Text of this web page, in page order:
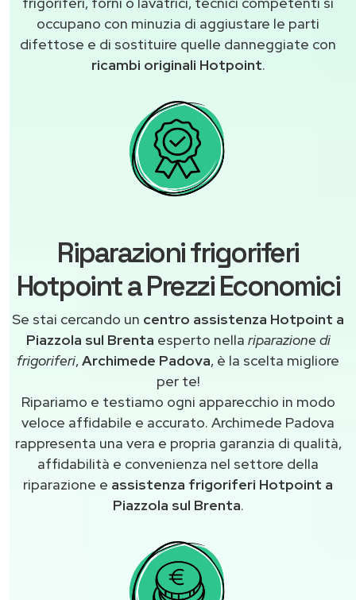
occupano con minuzia di aggiustare le parti
difettose e di sostituire quelle danneggiate con
ricambi originali Hotpoint.
Riparazioni frigoriferi
Hotpoint a Prezzi Economici
Se stai cercando un centro assistenza Hotpoint a
Piazzola sul Brenta esperto nella riparazione di
frigoriferi,Archimede Padova, è la scelta migliore
per te!
Ripariamo e testiamo ogni apparecchio in modo
veloce affidabile e accurato. Archimede Padova
rappresenta una vera e propria garanzia di qualità,
affidabilità e convenienza nel settore della
riparazione e assistenza frigoriferi Hotpoint a
Piazzola sul Brenta.